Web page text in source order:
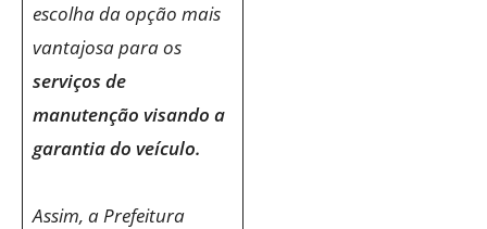
escolha da opção mais
vantajosa para os
serviços de
manutenção visando a
garantia do veículo.
Assim, a Prefeitura